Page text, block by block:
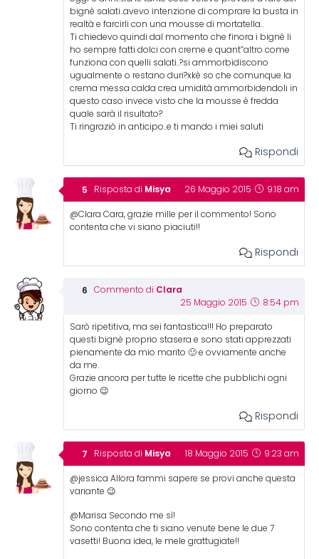
bignè salati..avevo intenzione di comprare la busta in
realtà e farcirli con una mousse di mortatella..
Ti chiedevo quindi dal momento che finora i bignè li
ho sempre fatti dolci con creme e quant”altro come
funziona con quelli salati..?si ammorbidiscono
ugualmente o restano duri?xkè so che comunque la
crema messa calda crea umidità ammorbidendoli in
questo caso invece visto che la mousse è fredda
quale sarà il risultato?
Ti ringraziò in anticipo..e ti mando i miei saluti
Rispondi
Risposta di Misya 26 Maggio 2015 9:18 am
@Clara Cara, grazie mille per il commento! Sono
contenta che vi siano piaciuti!!
Rispondi
Commento di Clara
25 Maggio 2015 8:54 pm
Sarò ripetitiva, ma sei fantastica!!! Ho preparato
questi bignè proprio stasera e sono stati apprezzati
pienamente da mio marito 🙂 e ovviamente anche
da me.
Grazie ancora per tutte le ricette che pubblichi ogni
giorno 😉
Rispondi
Risposta di Misya 18 Maggio 2015 9:23 am
@jessica Allora fammi sapere se provi anche questa
variante 😉
@Marisa Secondo me sì!
Sono contenta che ti siano venute bene le due 7
vasetti! Buona idea, le mele grattugiate!!